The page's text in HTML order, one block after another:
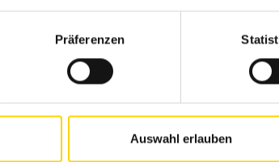
Präferenzen
Auswahl erlauben
von MAY